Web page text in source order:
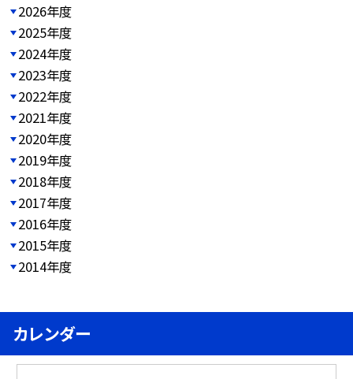
2026年度
2025年度
2024年度
2023年度
2022年度
2021年度
2020年度
2019年度
2018年度
2017年度
2016年度
2015年度
2014年度
カレンダー